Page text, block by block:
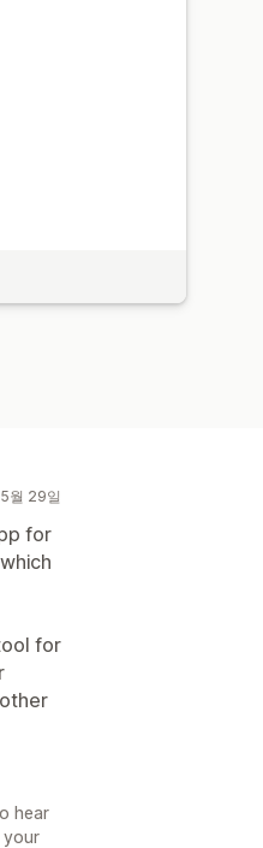
월 29일
for
for
hear
your